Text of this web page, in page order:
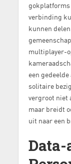
verbinding
kunnen
multiplayer-
een
solitaire
vergroot niet
maar breidt
uit naar een